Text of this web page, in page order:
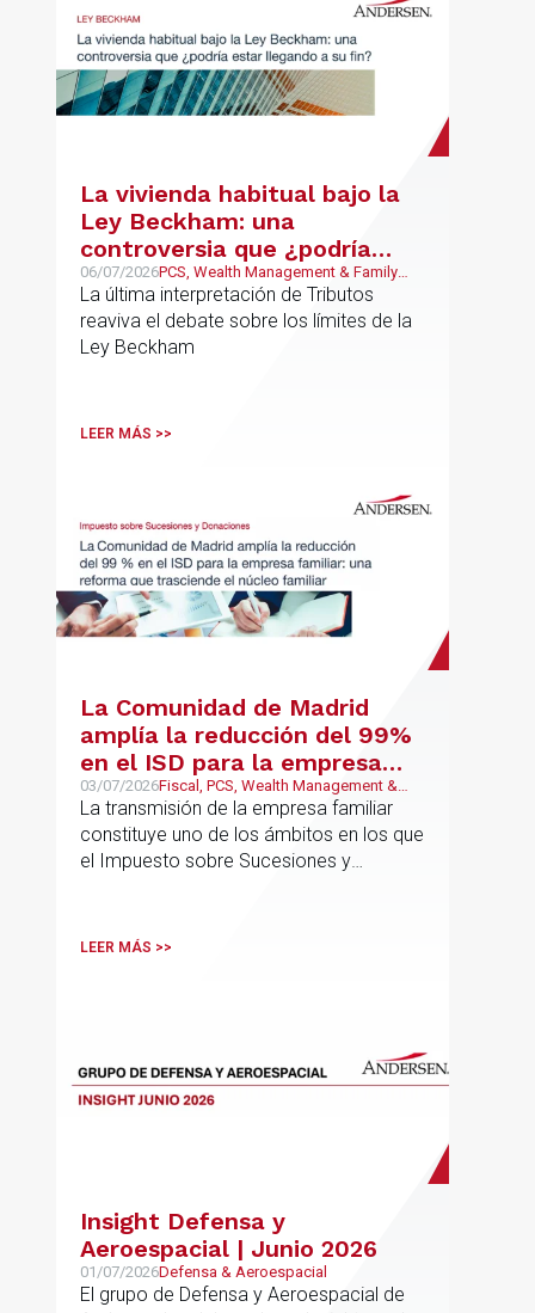
La vivienda habitual bajo la
Ley Beckham: una
controversia que ¿podría
estar llegando a su fin?
06/07/2026PCS, Wealth Management & Family
Business, Fiscal
La última interpretación de Tributos
reaviva el debate sobre los límites de la
Ley Beckham
LEER MÁS >>
La Comunidad de Madrid
amplía la reducción del 99%
en el ISD para la empresa
familiar: una reforma que
trasciende el núcleo familiar
03/07/2026Fiscal, PCS, Wealth Management &
Family Business
La transmisión de la empresa familiar
constituye uno de los ámbitos en los que
el Impuesto sobre Sucesiones y
LEER MÁS >>
Insight Defensa y
Aeroespacial | Junio 2026
01/07/2026Defensa & Aeroespacial
El grupo de Defensa y Aeroespacial de